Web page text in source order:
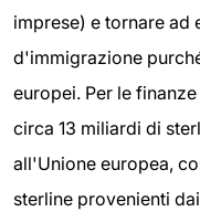
imprese) e tornare ad
d'immigrazione
europei. Per le
circa 13 miliardi di
all'Unione europea,
sterline provenienti